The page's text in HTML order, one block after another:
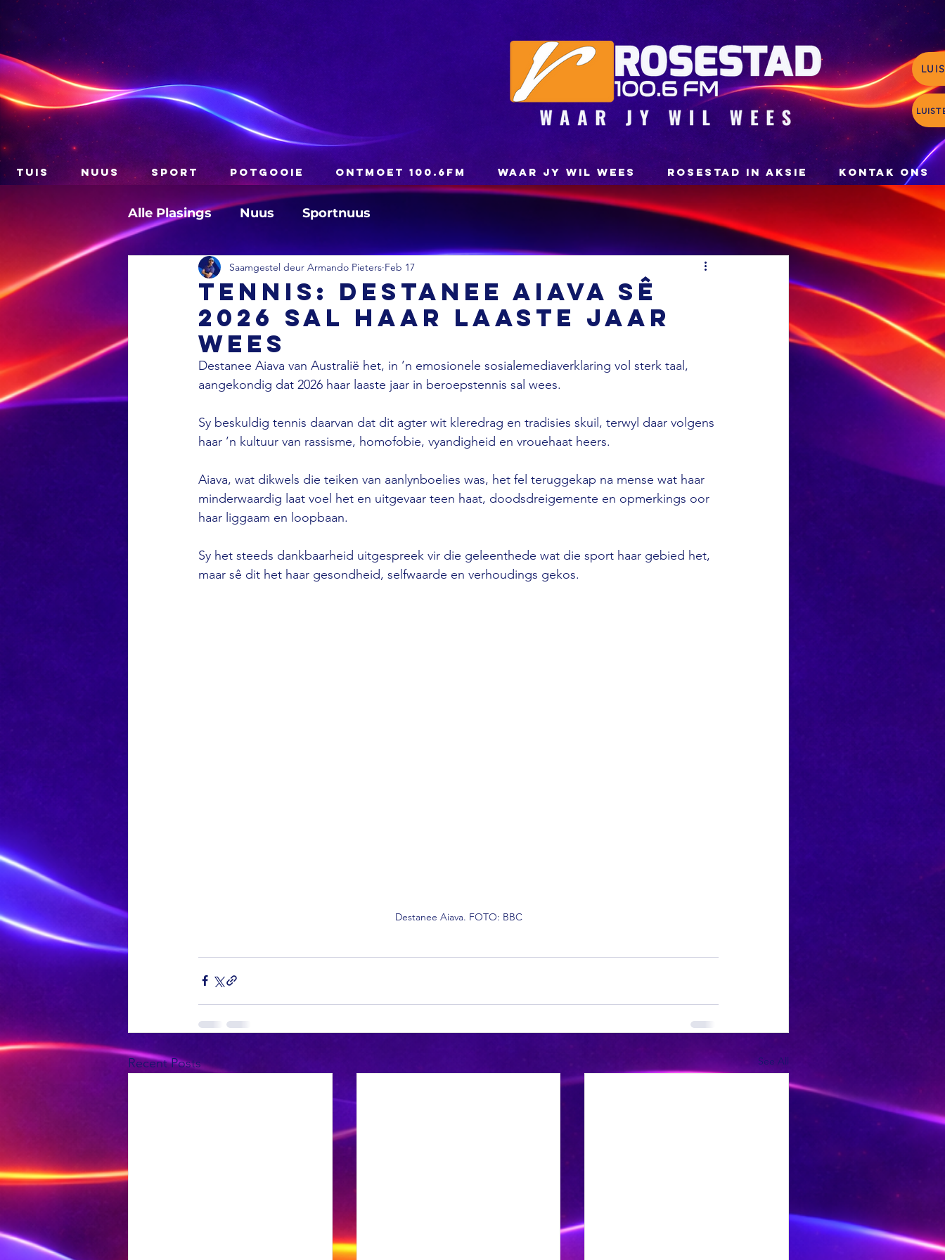
TUIS NUUS SPORT POTGOOIE ONTMOET 100.6FM WAAR JY WIL WEES ROSESTAD IN AKSIE KONTAK ONS
Alle Plasings Nuus Sportnuus
TENNIS: Destanee Aiava sê
2026 sal haar laaste jaar
wees
Saamgestel deur Armando Pieters Feb 17
Destanee Aiava van Australië het, in ’n emosionele sosialemediaverklaring vol sterk taal,
aangekondig dat 2026 haar laaste jaar in beroepstennis sal wees.
Sy beskuldig tennis daarvan dat dit agter wit kleredrag en tradisies skuil, terwyl daar volgens
haar ’n kultuur van rassisme, homofobie, vyandigheid en vrouehaat heers.
Aiava, wat dikwels die teiken van aanlynboelies was, het fel teruggekap na mense wat haar
minderwaardig laat voel het en uitgevaar teen haat, doodsdreigemente en opmerkings oor
haar liggaam en loopbaan.
Sy het steeds dankbaarheid uitgespreek vir die geleenthede wat die sport haar gebied het,
maar sê dit het haar gesondheid, selfwaarde en verhoudings gekos.
Destanee Aiava. FOTO: BBC
Recent Posts See All